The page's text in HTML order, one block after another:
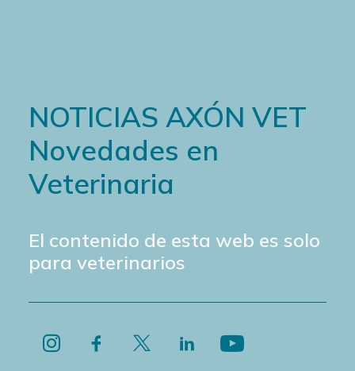
NOTICIAS AXÓN VET
Novedades en
Veterinaria
El contenido de esta web es solo
para veterinarios